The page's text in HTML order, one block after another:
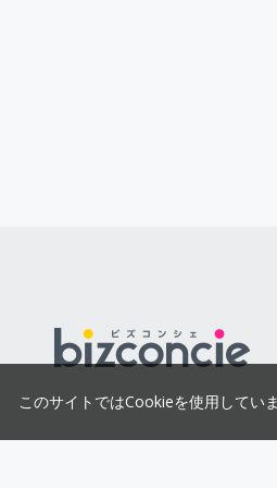
このサイトではCookieを使用してい